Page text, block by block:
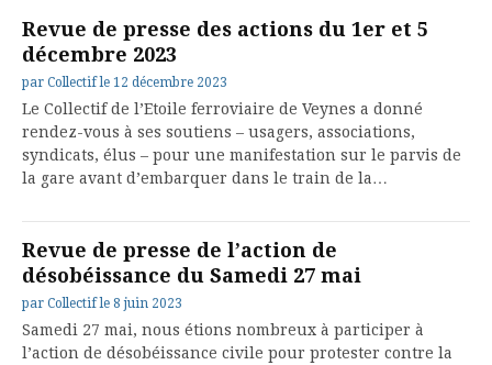
Revue de presse des actions du 1er et 5
décembre 2023
par Collectif le 12 décembre 2023
Le Collectif de l’Etoile ferroviaire de Veynes a donné
rendez-vous à ses soutiens – usagers, associations,
syndicats, élus – pour une manifestation sur le parvis de
la gare avant d’embarquer dans le train de la…
Revue de presse de l’action de
désobéissance du Samedi 27 mai
par Collectif le 8 juin 2023
Samedi 27 mai, nous étions nombreux à participer à
l’action de désobéissance civile pour protester contre la